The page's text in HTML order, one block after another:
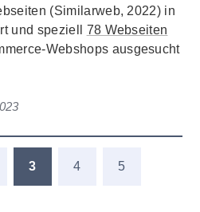
(Similarweb, 2022) in
und speziell 78 Webseiten
Webshops ausgesucht
3 4 5